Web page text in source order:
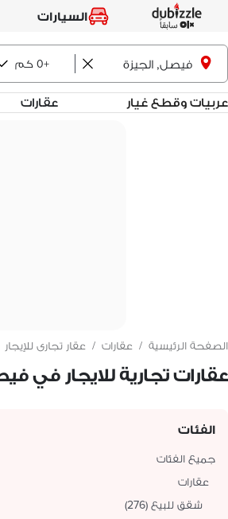
السيارات
فيصل, الجيزة +0 كم
عربيات وقطع غيار عقارات
الصفحة الرئيسية / عقارات / عقار تجارى للإيجار
عقارات تجارية للايجار في
الفئات
جميع الفئات
عقارات
شقق للبيع (
276
)